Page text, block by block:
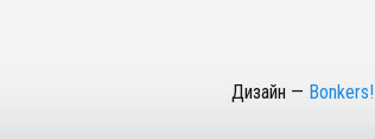
Дизайн — Bonkers!